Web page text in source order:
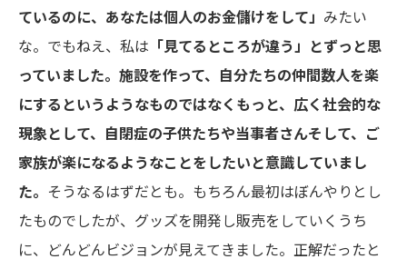
ているのに、あなたは個人のお金儲けをして」 みたい
な。でもねえ、私は 「見てるところが違う」とずっと思
っていました。 施設を作って、自分たちの仲間数人を楽
にするというようなものではなく もっと、広く社会的な
現象として、自閉症の子供たちや当事者さんそして、ご
家族が楽になるようなことをしたいと意識していまし
た。 そうなるはずだとも。もちろん最初はぼんやりとし
たものでしたが、グッズを開発し販売をしていくうち
に、どんどんビジョンが見えてきました。正解だったと